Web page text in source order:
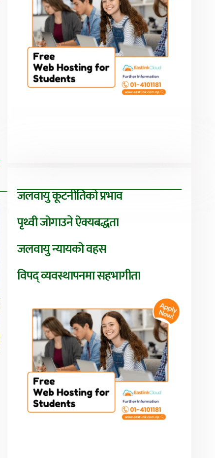
जलवायु कूटनीतिको प्रभाव
पृथ्वी जोगाउने ऐक्यबद्धता
जलवायु न्यायको वहस
विपद् व्यवस्थापनमा सहभागीता